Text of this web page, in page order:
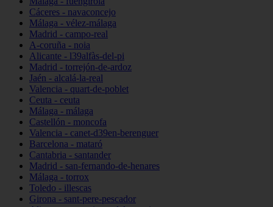
Cáceres - navaconcejo
Málaga - vélez-málaga
Madrid - campo-real
A-coruña - noia
Alicante - l39alfàs-del-pi
Madrid - torrejón-de-ardoz
Jaén - alcalá-la-real
Valencia - quart-de-poblet
Ceuta - ceuta
Málaga - málaga
Castellón - moncofa
Valencia - canet-d39en-berenguer
Barcelona - mataró
Cantabria - santander
Madrid - san-fernando-de-henares
Málaga - torrox
Toledo - illescas
Girona - sant-pere-pescador